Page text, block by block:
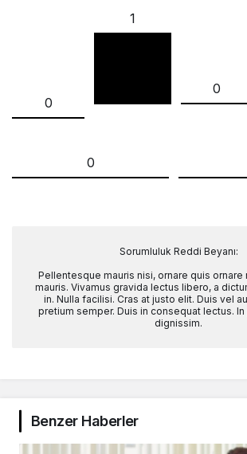
0
1
0
0
Sorumluluk Reddi Beyanı:
Pellentesque mauris nisi, ornare quis ornare
mauris. Vivamus gravida lectus libero, a
in. Nulla facilisi. Cras at justo elit. Duis vel
pretium semper. Duis in consequat lectus.
dignissim.
Benzer Haberler